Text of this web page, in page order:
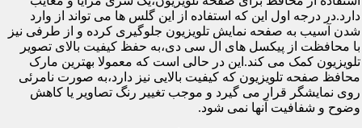
دارد.در درجه اول این که استفاده از این گلس ها می تواند از وارد
شدن آسیب به صفحه نمایش تلویزیون جلوگیری کرده و از طرفی نیز
با محافظت از پیکسل های ال سی دی،به حفظ کیفیت بالای تصویر
تلویزیون کمک می کند.این در حالی است که معمولا بهترین مارک
محافظ صفحه تلویزیون که کیفیت بالایی نیز دارد،به صورت نامرئی
روی نمایشگر قرار می گیرد و موجب تغییر رنگ تصاویر یا کاهش
وضوح و شفافیت آنها نمی شود.